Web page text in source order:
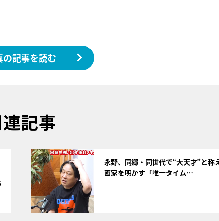
の記事を読む
記事
永野、同郷・同世代で“大天才”と称
画家を明かす「唯一タイム…